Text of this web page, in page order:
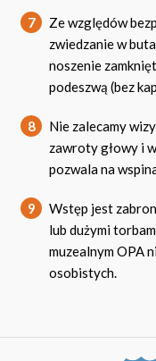
7
Ze względów
zwiedzanie w
noszenie
podeszwą (bez
8
Nie zalecamy
zawroty głowy i
pozwala na
9
Wstęp jest
lub dużymi
muzealnym OPA
osobistych.